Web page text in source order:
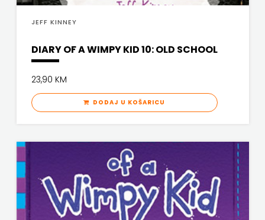
RADIOTELEVIZIJA
BOSNE
ROCKMARK
SALESIANA
media
j.d.o.o.
JEFF KINNEY
DIARY OF A WIMPY KID 10: OLD SCHOOL
23,90 KM
DODAJ U KOŠARICU